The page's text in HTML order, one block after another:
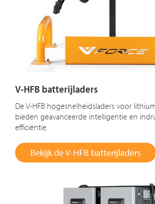
V-HFB batterijladers
De V-HFB hogesnelheidsladers voor
bieden geavanceerde intelligentie en
efficiëntie.
Bekijk de V-HFB batterijladers